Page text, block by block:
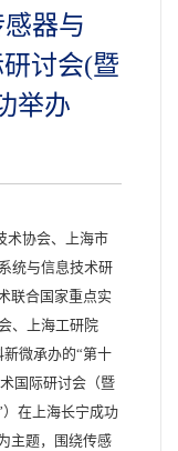
器与
讨会(暨
举办
术协会、上海市
统与信息技术研
联合国家重点实
、上海工研院
新微承办的“第十
国际研讨会（暨
在上海长宁成功
主题，围绕传感